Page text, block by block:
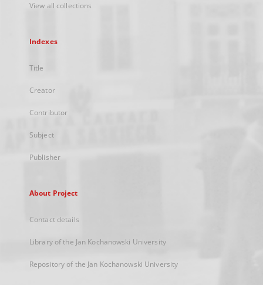
View all collections
Indexes
Title
Creator
Contributor
Subject
Publisher
About Project
Contact details
Library of the Jan Kochanowski University
Repository of the Jan Kochanowski University